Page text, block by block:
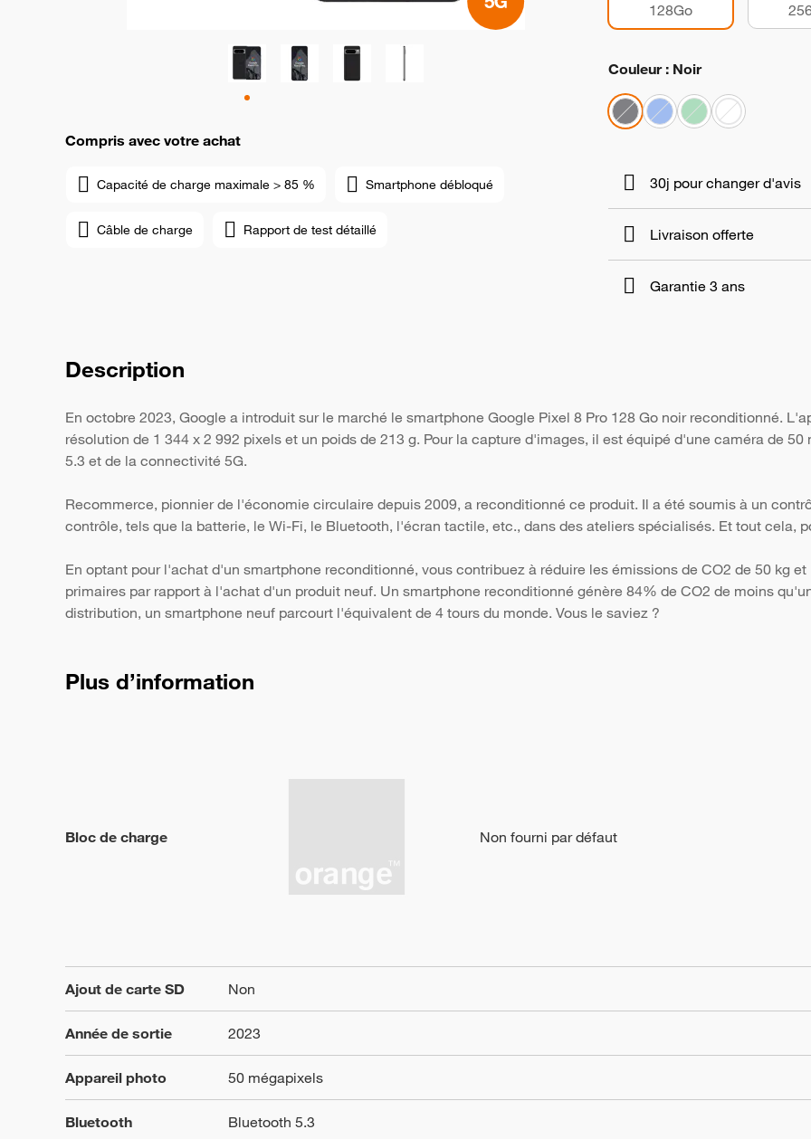
Compris avec votre achat
Capacité de charge maximale > 85 % Smartphone débloqué
Câble de charge Rapport de test détaillé
128Go
Couleur : Noir
30j pour changer d'avis
Livraison offerte
Garantie 3 ans
Description
En octobre 2023, Google a introduit sur le marché le smartphone Google Pixel 8 Pro 128 Go noir reconditionné.
résolution de 1 344 x 2 992 pixels et un poids de 213 g. Pour la capture d'images, il est équipé d'une caméra de
5.3 et de la connectivité 5G.
Recommerce, pionnier de l'économie circulaire depuis 2009, a reconditionné ce produit. Il a été soumis à un
contrôle, tels que la batterie, le Wi-Fi, le Bluetooth, l'écran tactile, etc., dans des ateliers spécialisés. Et tout cela,
En optant pour l'achat d'un smartphone reconditionné, vous contribuez à réduire les émissions de CO2 de 50 kg
primaires par rapport à l'achat d'un produit neuf. Un smartphone reconditionné génère 84% de CO2 de moins
distribution, un smartphone neuf parcourt l'équivalent de 4 tours du monde. Vous le saviez ?
Plus d’information
Bloc de charge Non fourni par défaut
Ajout de carte SD Non
Année de sortie 2023
Appareil photo 50 mégapixels
Bluetooth Bluetooth 5.3